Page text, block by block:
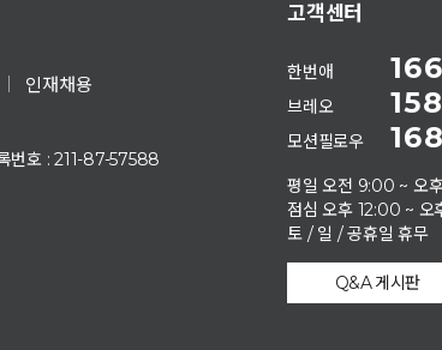
인재채용
번호 : 211-87-57588
고객센터
한번애
브레오
모션필로우
평일 오전 9:00 ~ 오
점심 오후 12:00 ~ 오
토 / 일 / 공휴일 휴무
Q&A 게시판